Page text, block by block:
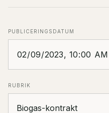
PUBLICERINGSDATUM
RUBRIK